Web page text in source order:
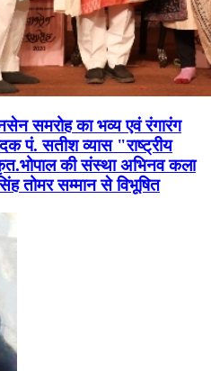
समरोह का भव्य एवं रंगारंग
पं. सतीश व्यास "राष्ट्रीय
की संस्था अभिनव कला
तोमर सम्मान से विभूषित